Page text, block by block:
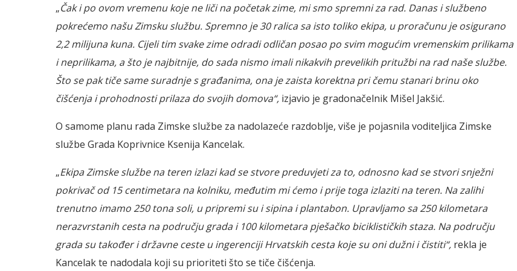
„Čak i po ovom vremenu koje ne liči na početak zime, mi smo spremni za rad. Danas i službeno
pokrećemo našu Zimsku službu. Spremno je 30 ralica sa isto toliko ekipa, u proračunu je osigurano
2,2 milijuna kuna. Cijeli tim svake zime odradi odličan posao po svim mogućim vremenskim prilikama
i neprilikama, a što je najbitnije, do sada nismo imali nikakvih prevelikih pritužbi na rad naše službe.
Što se pak tiče same suradnje s građanima, ona je zaista korektna pri čemu stanari brinu oko
čišćenja i prohodnosti prilaza do svojih domova“, izjavio je gradonačelnik Mišel Jakšić.
O samome planu rada Zimske službe za nadolazeće razdoblje, više je pojasnila voditeljica Zimske
službe Grada Koprivnice Ksenija Kancelak.
„Ekipa Zimske službe na teren izlazi kad se stvore preduvjeti za to, odnosno kad se stvori snježni
pokrivač od 15 centimetara na kolniku, međutim mi ćemo i prije toga izlaziti na teren. Na zalihi
trenutno imamo 250 tona soli, u pripremi su i sipina i plantabon. Upravljamo sa 250 kilometara
nerazvrstanih cesta na području grada i 100 kilometara pješačko biciklističkih staza. Na području
grada su također i državne ceste u ingerenciji Hrvatskih cesta koje su oni dužni i čistiti“, rekla je
Kancelak te nadodala koji su prioriteti što se tiče čišćenja.